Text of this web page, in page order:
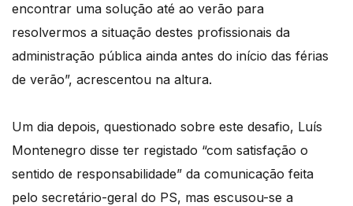
encontrar uma solução até ao verão para
resolvermos a situação destes profissionais da
administração pública ainda antes do início das férias
de verão”, acrescentou na altura.
Um dia depois, questionado sobre este desafio, Luís
Montenegro disse ter registado “com satisfação o
sentido de responsabilidade” da comunicação feita
pelo secretário-geral do PS, mas escusou-se a